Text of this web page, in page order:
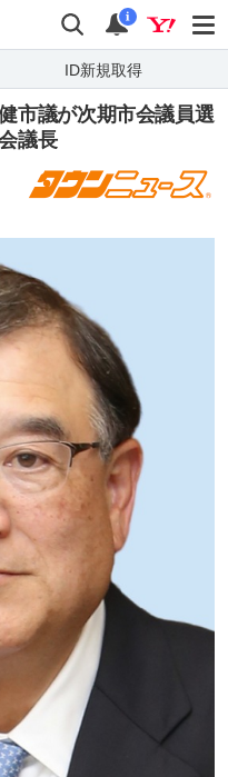
検索 通知
i
ID新規取得
市議が次期市会議員選
議長